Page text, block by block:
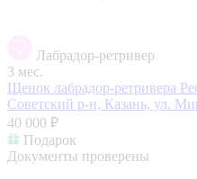
Лабрадор-ретривер
3 мес.
Щенок лабрадор-ретривера
Советский р-н, Казань, ул.
40 000 ₽
Подарок
Документы проверены